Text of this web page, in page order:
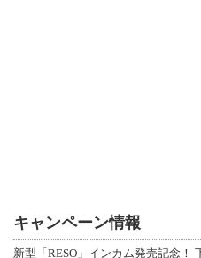
キャンペーン情報